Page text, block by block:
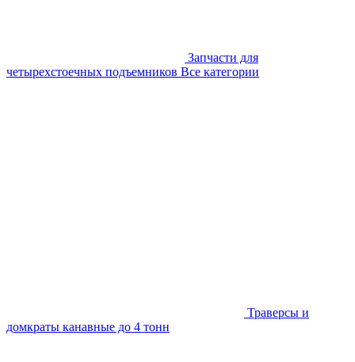
Запчасти для
четырехстоечных подъемников Все категории
Траверсы и
домкраты канавные до 4 тонн